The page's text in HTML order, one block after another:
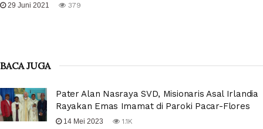
29 Juni 2021 379
BACA JUGA
Pater Alan Nasraya SVD, Misionaris Asal Irlandia
Rayakan Emas Imamat di Paroki Pacar-Flores
14 Mei 2023 1.1K